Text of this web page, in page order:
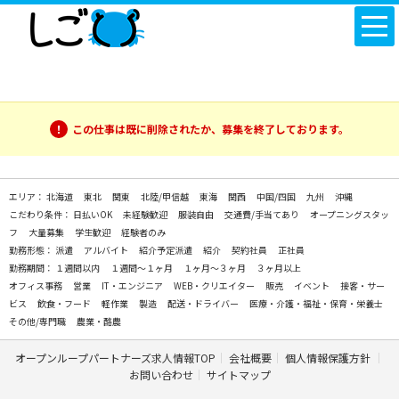
この仕事は既に削除されたか、募集を終了しております。
エリア： 北海道 東北 関東 北陸/甲信越 東海 関西 中国/四国 九州
沖縄
こだわり条件： 日払いOK 未経験歓迎 服装自由 交通費/手当てあり
オープニングスタッ
フ
大量募集 学生歓迎
経験者のみ
勤務形態： 派遣 アルバイト 紹介予定派遣 紹介 契約社員
正社員
勤務期間： １週間以内 １週間～１ヶ月 １ヶ月～３ヶ月
３ヶ月以上
オフィス事務
営業 IT・エンジニア WEB・クリエイター 販売 イベント
接客・サー
ビス
飲食・フード 軽作業 製造 配送・ドライバー
医療・介護・福祉・保育・栄養士
その他/専門職
農業・酪農
オープンループパートナーズ求人情報TOP 会社概要
個人情報保護方針
お問い合わせ
サイトマップ